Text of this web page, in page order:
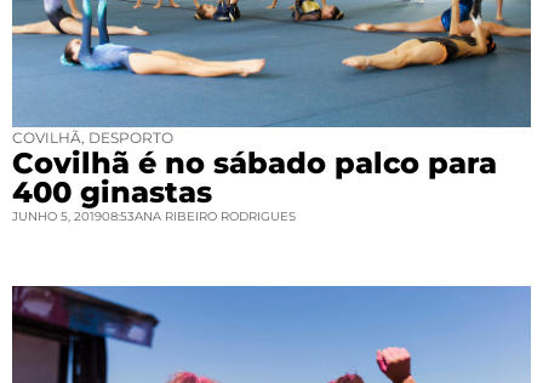
COVILHÃ DESPORTO
Covilhã é no sábado palco para
400 ginastas
JUNHO 5, 201908:53ANA RIBEIRO RODRIGUES